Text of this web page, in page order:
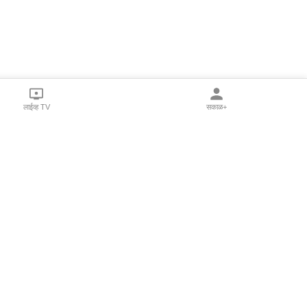
लाईव्ह TV सकाळ+